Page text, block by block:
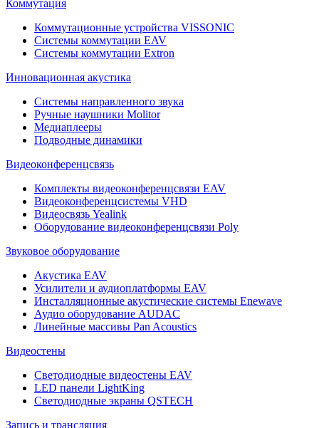
Коммутация
Коммутационные устройства VISSONIC
Системы коммутации EAV
Системы коммутации Extron
Инновационная акустика
Системы направленного звука
Ручные наушники Molitor
Медиаплееры
Подводные динамики
Видеоконференцсвязь
Комплекты видеоконференцсвязи EAV
Видеоконференцсистемы VHD
Видеосвязь Yealink
Оборудование видеоконференцсвязи Poly
Звуковое оборудование
Акустика EAV
Усилители и аудиоплатформы EAV
Инсталляционные акустические системы Enewave
Аудио оборудование AUDAC
Линейные массивы Pan Acoustics
Видеостены
Светодиодные видеостены EAV
LED панели LightKing
Светодиодные экраны QSTECH
Запись и трансляция